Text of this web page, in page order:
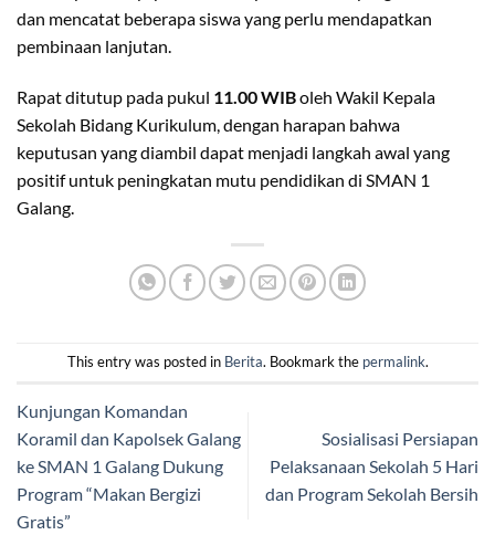
dan mencatat beberapa siswa yang perlu mendapatkan
pembinaan lanjutan.
Rapat ditutup pada pukul 11.00 WIBoleh Wakil Kepala
Sekolah Bidang Kurikulum, dengan harapan bahwa
keputusan yang diambil dapat menjadi langkah awal yang
positif untuk peningkatan mutu pendidikan di SMAN 1
Galang.
This entry was posted in Berita. Bookmark the permalink.
Kunjungan Komandan
Koramil dan Kapolsek Galang
ke SMAN 1 Galang Dukung
Program “Makan Bergizi
Gratis”
Sosialisasi Persiapan
Pelaksanaan Sekolah 5 Hari
dan Program Sekolah Bersih